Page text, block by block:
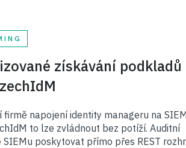
získávání podkladů
firmě napojení identity manageru na SIEM
to lze zvládnout bez potíží. Auditní
poskytovat přímo přes REST